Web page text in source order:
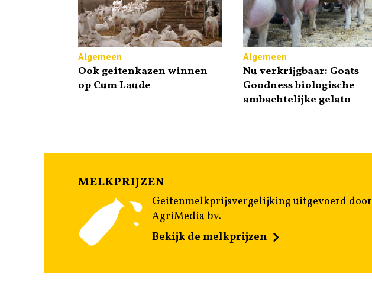
Algemeen
Ook geitenkazen winnen
op Cum Laude
Algemeen
Nu verkrijgbaar: Goats
Goodness biologische
ambachtelijke gelato
MELKPRIJZEN
Geitenmelkprijsvergelijking uitgevoerd door
AgriMedia bv.
Bekijk de melkprijzen